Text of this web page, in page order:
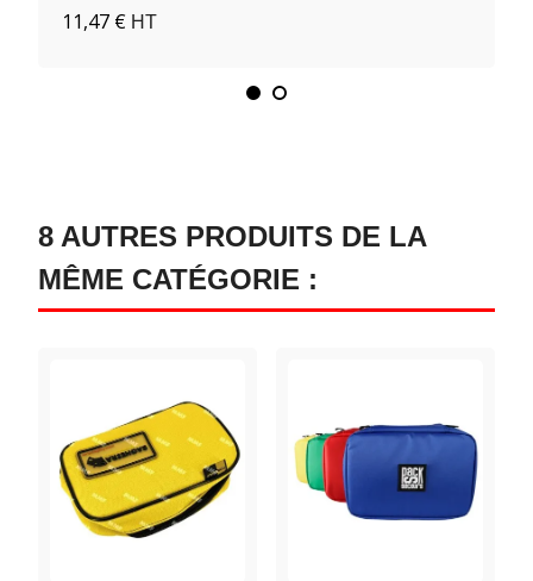
11,47 € HT
8 AUTRES PRODUITS DE LA
MÊME CATÉGORIE :